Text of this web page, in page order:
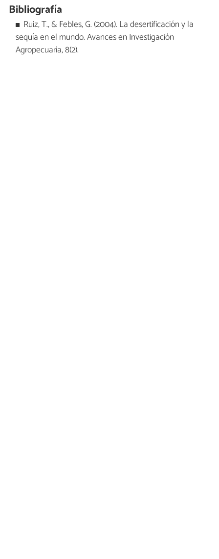
Bibliografía
Ruiz, T., & Febles, G. (2004). La desertificación y la
sequía en el mundo. Avances en Investigación
Agropecuaria, 8(2).